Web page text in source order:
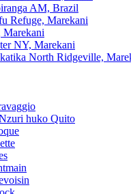
AM, Brazil
Refuge, Marekani
NY, Marekani
North Ridgeville,
huko Quito